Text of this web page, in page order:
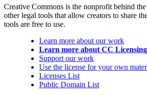
Creative Commons is the nonprofit behind the
other legal tools that allow creators to share
tools are free to use.
Learn more about our work
Learn more about CC Licensing
Support our work
Use the license for your own
Licenses List
Public Domain List